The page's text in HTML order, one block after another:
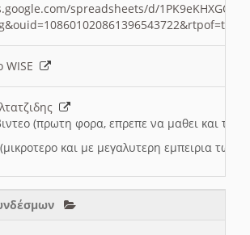
spreadsheets/d/
WISE
(πρωτη φορα, επρεπε να μαθει και το
και με μεγαλυτερη εμπειρια